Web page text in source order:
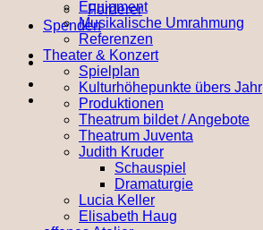
Förderer
Spenden
Equipment
Musikalische Umrahmung
Referenzen
Theater & Konzert
Spielplan
Kulturhöhepunkte übers Jahr
Produktionen
Theatrum bildet / Angebote
Theatrum Juventa
Judith Kruder
Schauspiel
Dramaturgie
Lucia Keller
Elisabeth Haug